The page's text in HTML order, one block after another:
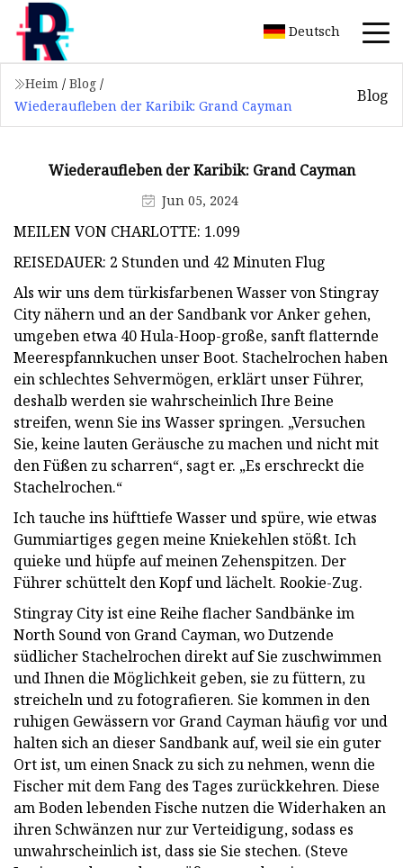
Deutsch
Heim / Blog /
Wiederaufleben der Karibik: Grand Cayman
Blog
Wiederaufleben der Karibik: Grand Cayman
Jun 05, 2024
MEILEN VON CHARLOTTE: 1.099
REISEDAUER: 2 Stunden und 42 Minuten Flug
Als wir uns dem türkisfarbenen Wasser von Stingray
City nähern und an der Sandbank vor Anker gehen,
umgeben etwa 40 Hula-Hoop-große, sanft flatternde
Meerespfannkuchen unser Boot. Stachelrochen haben
ein schlechtes Sehvermögen, erklärt unser Führer,
deshalb werden sie wahrscheinlich Ihre Beine
streifen, wenn Sie ins Wasser springen. „Versuchen
Sie, keine lauten Geräusche zu machen und nicht mit
den Füßen zu scharren“, sagt er. „Es erschreckt die
Stachelrochen.“
Ich tauche ins hüfttiefe Wasser und spüre, wie etwas
Gummiartiges gegen meine Kniekehlen stößt. Ich
quieke und hüpfe auf meinen Zehenspitzen. Der
Führer schüttelt den Kopf und lächelt. Rookie-Zug.
Stingray City ist eine Reihe flacher Sandbänke im
North Sound von Grand Cayman, wo Dutzende
südlicher Stachelrochen direkt auf Sie zuschwimmen
und Ihnen die Möglichkeit geben, sie zu füttern, zu
streicheln und zu fotografieren. Sie kommen in den
ruhigen Gewässern vor Grand Cayman häufig vor und
halten sich an dieser Sandbank auf, weil sie ein guter
Ort ist, um einen Snack zu sich zu nehmen, wenn die
Fischer mit dem Fang des Tages zurückkehren. Diese
am Boden lebenden Fische nutzen die Widerhaken an
ihren Schwänzen nur zur Verteidigung, sodass es
unwahrscheinlich ist, dass sie Sie stechen. (Steve